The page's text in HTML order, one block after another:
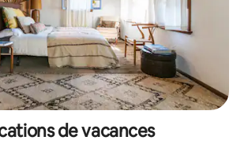
de vacances